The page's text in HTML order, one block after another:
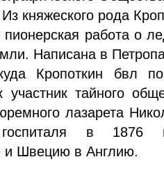
княжеского рода
работа о
Написана в
Кропоткин бвл
участник тайного
лазарета
госпиталя в 1876
и Швецию в Англию.